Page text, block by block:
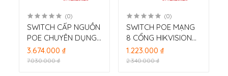
(0)
SWITCH CẤP NGUỒN
POE CHUYÊN DỤNG
16 PORT HIKVISION
DS-3E1318P-EI
3.674.000 ₫
7.030.000 ₫
(0)
SWITCH POE MẠNG
8 CỔNG HIKVISION
DS-3E1309P-EI
1.223.000 ₫
2.340.000 ₫